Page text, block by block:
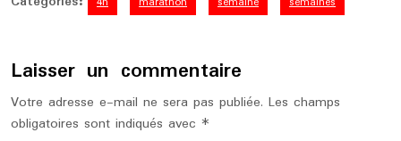
Laisser un commentaire
Votre adresse e-mail ne sera pas publiée. Les champs
obligatoires sont indiqués avec *